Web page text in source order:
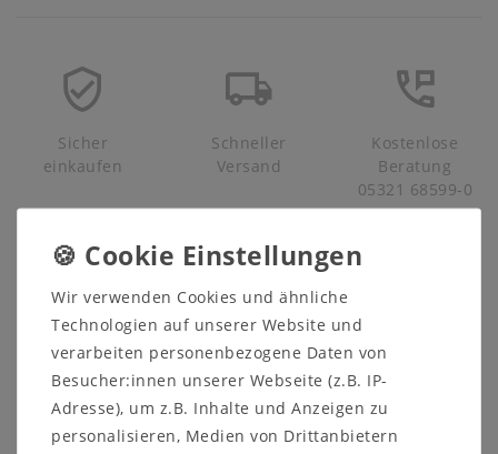
Sicher
einkaufen
Schneller
Versand
Kostenlose
Beratung
05321 68599-0
VENEZIA von CASA.
Hier finden Sie alle Möbel aus der Serie VENEZIA von
Produktsicherheit
Wir verwenden Cookies und ähnliche
Technologien auf unserer Website und
verarbeiten personenbezogene Daten von
Besucher:innen unserer Webseite (z.B. IP-
Adresse), um z.B. Inhalte und Anzeigen zu
personalisieren, Medien von Drittanbietern